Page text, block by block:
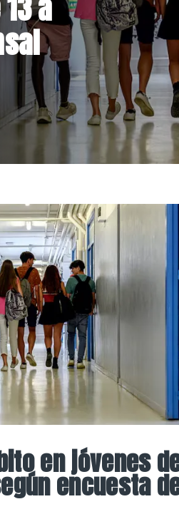
en jóvenes
encuesta